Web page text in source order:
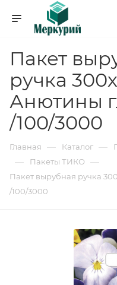
Пакет
ручка
Анютины
/100/3000
Главная — Каталог —
— Пакеты ТИКО —
Пакет вырубная ручка
/100/3000